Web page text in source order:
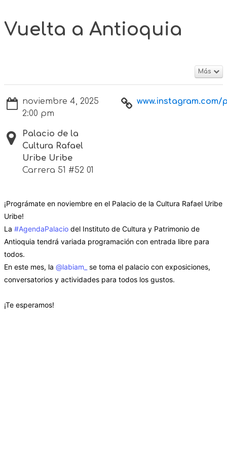
Vuelta a Antioquia
Más
noviembre 4, 2025
2:00 pm
Palacio de la
Cultura Rafael
Uribe Uribe
Carrera 51 #52 01
www.instagram.com/
¡Prográmate en noviembre en el Palacio de la Cultura Rafael Uribe
Uribe!
La #AgendaPalacio del Instituto de Cultura y Patrimonio de
Antioquia tendrá variada programación con entrada libre para
todos.
En este mes, la @labiam_
se toma el palacio con exposiciones,
conversatorios y actividades para todos los gustos.
¡Te esperamos!